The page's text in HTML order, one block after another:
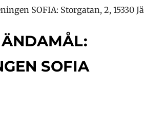
SOFIA: Storgatan, 2, 15330
SOFIA